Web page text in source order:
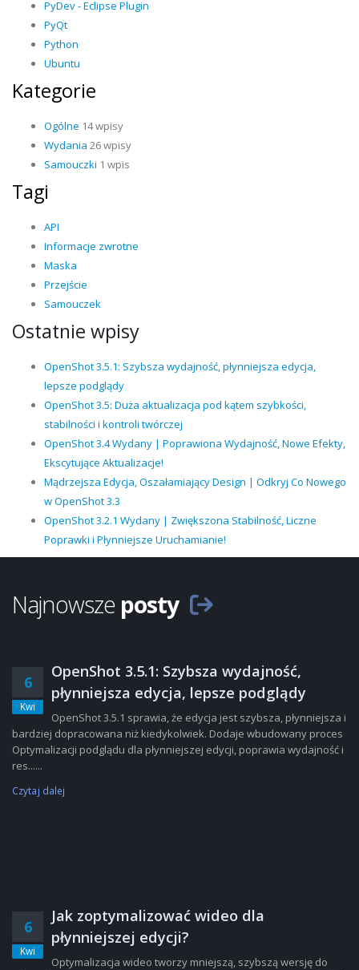
PyDev - Eclipse Plugin
PyQt
Python
Ubuntu
Kategorie
Ogólne 14 wpisy
Wydania 26 wpisy
Samouczki 1 wpis
Tagi
API
Informacje zwrotne
Maska
Przejście
Samouczek
Ostatnie wpisy
OpenShot 3.5.1: Szybsza wydajność, płynniejsza edycja,
lepsze podglądy
OpenShot 3.5: Duża aktualizacja pod kątem szybkości,
stabilności i kontroli twórczej
OpenShot 3.4 Wydany | Poprawiona Wydajność, Nowe Efekty,
Ekscytujące Aktualizacje!
Mądrzejsza Edycja, Oszałamiający Design | Odkryj Co Nowego
w OpenShot 3.3
OpenShot 3.2.1 Wydany | Zwiększona Stabilność, Liczne
Poprawki i Płynniejsze Uruchamianie!
Najnowsze posty
6
Kwi
OpenShot 3.5.1: Szybsza wydajność,
płynniejsza edycja, lepsze podglądy
OpenShot 3.5.1 sprawia, że edycja jest szybsza, płynniejsza i
bardziej dopracowana niż kiedykolwiek. Dodaje wbudowany proces
Optymalizacji podglądu dla płynniejszej edycji, poprawia wydajność i
res......
Czytaj dalej
6
Kwi
Jak zoptymalizować wideo dla
płynniejszej edycji?
Optymalizacja wideo tworzy mniejszą, szybszą wersję do